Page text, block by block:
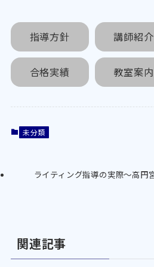
指導方針 講師紹介
合格実績 教室案内
未分類
ライティング指導の実際～高円
関連記事